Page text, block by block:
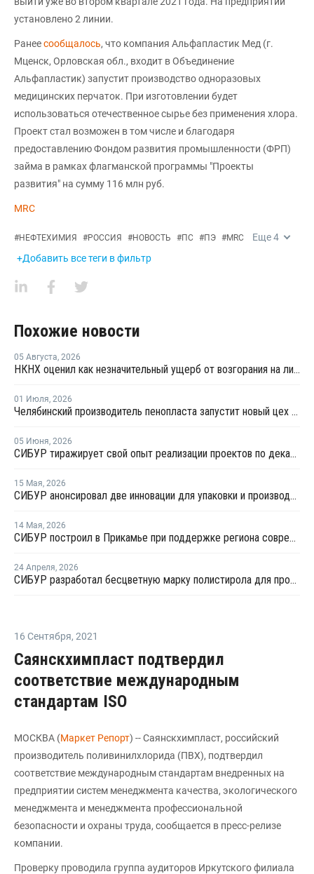
установлено 2 линии.
Ранеесообщалось, что компания Альфапластик Мед (г.
Мценск, Орловская обл., входит в Объединение
Альфапластик) запустит производство одноразовых
медицинских перчаток. При изготовлении будет
использоваться отечественное сырье без применения хлора.
Проект стал возможен в том числе и благодаря
предоставлению Фондом развития промышленности (ФРП)
займа в рамках флагманской программы "Проекты
развития" на сумму 116 млн руб.
MRC
#НЕФТЕХИМИЯ #РОССИЯ #НОВОСТЬ #ПС #ПЭ #MRC Еще4
+Добавить все теги в фильтр
Похожие новости
05 Августа, 2026
НКНХ оценил как незначительный ущерб от возгорания на линии полистирола
01 Июля, 2026
Челябинский производитель пенопласта запустит новый цех за 34 млн рублей
05 Июня, 2026
СИБУР тиражирует свой опыт реализации проектов по декарбонизации в строительстве
15 Мая, 2026
СИБУР анонсировал две инновации для упаковки и производства бытовой техники
14 Мая, 2026
СИБУР построил в Прикамье при поддержке региона современный складской комплекс
24 Апреля, 2026
СИБУР разработал бесцветную марку полистирола для производителей бытовой техники и товаров для дома
16 Сентября, 2021
Саянскхимпласт подтвердил
соответствие международным
стандартам ISO
МОСКВА (Маркет Репорт) -- Саянскхимпласт, российский
производитель поливинилхлорида (ПВХ), подтвердил
соответствие международным стандартам внедренных на
предприятии систем менеджмента качества, экологического
менеджмента и менеджмента профессиональной
безопасности и охраны труда, сообщается в пресс-релизе
компании.
Проверку проводила группа аудиторов Иркутского филиала